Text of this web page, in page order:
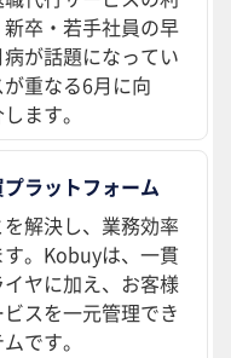
卒・若手社員の早
が話題になってい
重なる6月に向
ます。
ラットフォーム
解決し、業務効率
。Kobuyは、一貫
ヤに加え、お客様
スを一元管理でき
です。